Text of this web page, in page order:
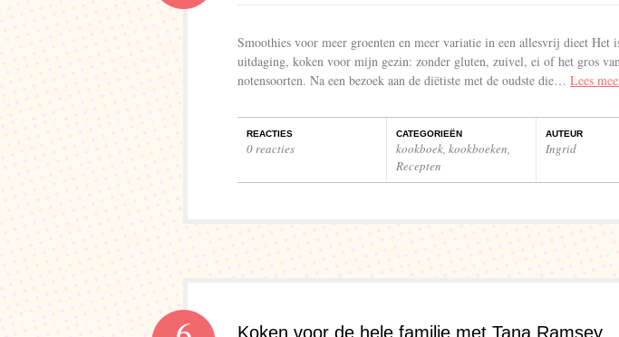
Smoothies voor meer groenten en meer variatie in een allesvrij dieet Het
uitdaging, koken voor mijn gezin: zonder gluten, zuivel, ei of het gros
notensoorten. Na een bezoek aan de diëtiste met de oudste die… Lees
REACTIES
0 reacties
CATEGORIEËN
kookboek, kookboeken,
Recepten
AUTEUR
Ingrid
Koken voor de hele familie met Tana Ramsey